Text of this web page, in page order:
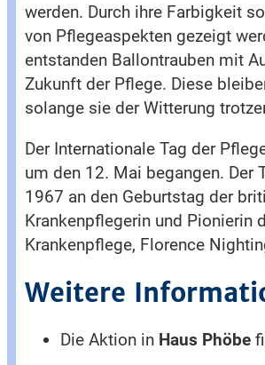
werden. Durch ihre Farbigkeit
von Pflegeaspekten gezeigt
entstanden Ballontrauben mit
Zukunft der Pflege. Diese
solange sie der Witterung
Der Internationale Tag der
um den 12. Mai begangen. Der
1967 an den Geburtstag der
Krankenpflegerin und Pionierin
Krankenpflege, Florence
Weitere
Die Aktion in Haus Phöbe